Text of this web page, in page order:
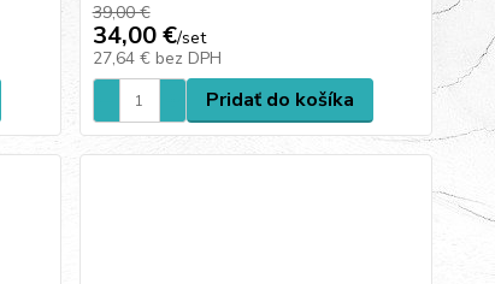
39,00 €
34,00 €/set
27,64 € bez DPH
Pridať do košíka